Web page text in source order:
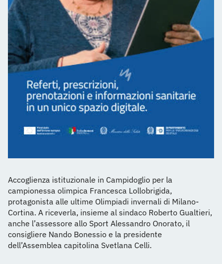
Accoglienza istituzionale in Campidoglio per la
campionessa olimpica Francesca Lollobrigida,
protagonista alle ultime Olimpiadi invernali di Milano-
Cortina. A riceverla, insieme al sindaco Roberto Gualtieri,
anche l’assessore allo Sport Alessandro Onorato, il
consigliere Nando Bonessio e la presidente
dell’Assemblea capitolina Svetlana Celli.